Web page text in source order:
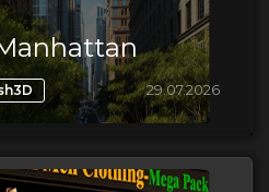
29.07.2026